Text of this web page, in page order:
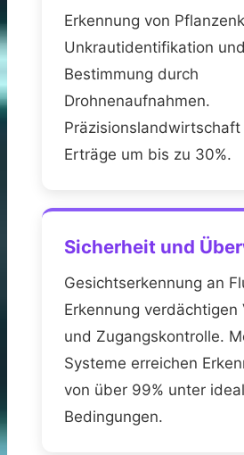
Erkennung von
Unkrautidentifikation
Bestimmung durch
Drohnenaufnahmen.
Erträge um bis zu 30%.
Sicherheit und
Gesichtserkennung an
Erkennung verdächtigen
und Zugangskontrolle.
Systeme erreichen
von über 99% unter
Bedingungen.